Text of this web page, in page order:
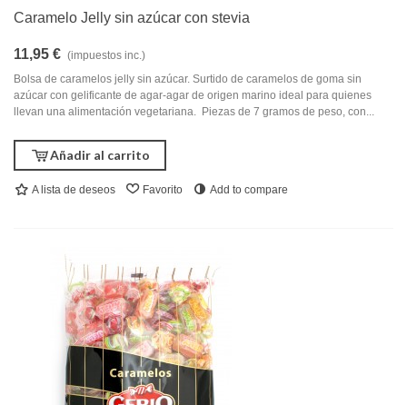
Caramelo Jelly sin azúcar con stevia
11,95 € (impuestos inc.)
Bolsa de caramelos jelly sin azúcar. Surtido de caramelos de goma sin
azúcar con gelificante de agar-agar de origen marino ideal para quienes
llevan una alimentación vegetariana. Piezas de 7 gramos de peso, con...
Añadir al carrito
A lista de deseos Favorito Add to compare